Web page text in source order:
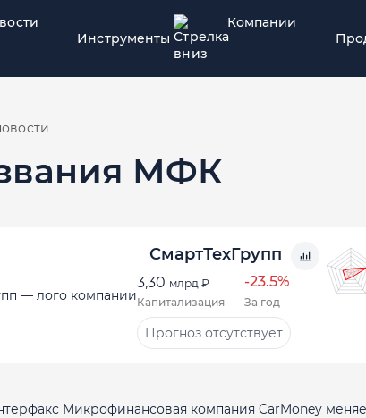
Инструменты
Компании
МФК
СмартТехГрупп
3,30 млрд ₽ -23.5%
Капитализация За год
Прогноз отсутствует
Микрофинансовая компания CarMoney